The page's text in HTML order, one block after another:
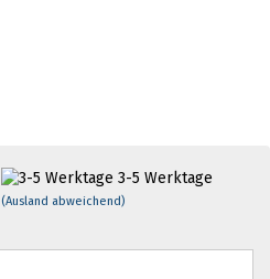
3-5 Werktage
(Ausland abweichend)